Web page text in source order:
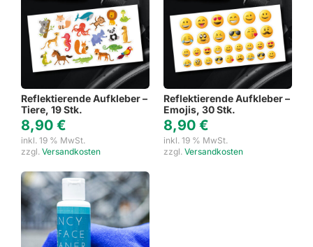
Reflektierende Aufkleber –
Tiere, 19 Stk.
8,90 €
inkl. 19 % MwSt.
zzgl. Versandkosten
Reflektierende Aufkleber –
Emojis, 30 Stk.
8,90 €
inkl. 19 % MwSt.
zzgl. Versandkosten